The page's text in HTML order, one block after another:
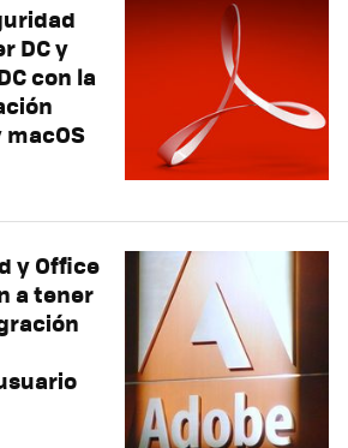
DC y
con la
y Office
a tener